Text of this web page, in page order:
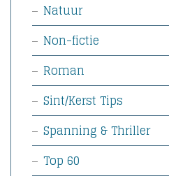
Natuur
Non-fictie
Roman
Sint/Kerst Tips
Spanning & Thriller
Top 60